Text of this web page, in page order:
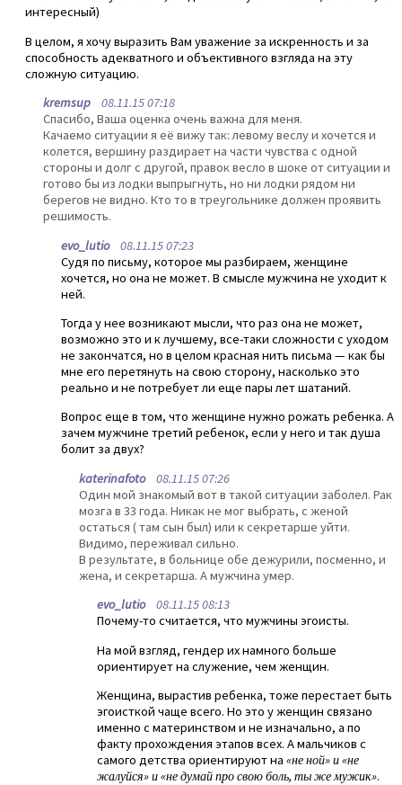
интересный)
В целом, я хочу выразить Вам уважение за искренность и за
способность адекватного и объективного взгляда на эту
сложную ситуацию.
kremsup 08.11.15 07:18
Спасибо, Ваша оценка очень важна для меня.
Качаемо ситуации я её вижу так: левому веслу и хочется и
колется, вершину раздирает на части чувства с одной
стороны и долг с другой, правок весло в шоке от ситуации и
готово бы из лодки выпрыгнуть, но ни лодки рядом ни
берегов не видно. Кто то в треугольнике должен проявить
решимость.
evo_lutio08.11.15 07:23
Судя по письму, которое мы разбираем, женщине
хочется, но она не может. В смысле мужчина не уходит к
ней.
Тогда у нее возникают мысли, что раз она не может,
возможно это и к лучшему, все-таки сложности с уходом
не закончатся, но в целом красная нить письма — как бы
мне его перетянуть на свою сторону, насколько это
реально и не потребует ли еще пары лет шатаний.
Вопрос еще в том, что женщине нужно рожать ребенка. А
зачем мужчине третий ребенок, если у него и так душа
болит за двух?
katerinafoto08.11.15 07:26
Один мой знакомый вот в такой ситуации заболел. Рак
мозга в 33 года. Никак не мог выбрать, с женой
остаться ( там сын был) или к секретарше уйти.
Видимо, переживал сильно.
В результате, в больнице обе дежурили, посменно, и
жена, и секретарша. А мужчина умер.
evo_lutio08.11.15 08:13
Почему-то считается, что мужчины эгоисты.
На мой взгляд, гендер их намного больше
ориентирует на служение, чем женщин.
Женщина, вырастив ребенка, тоже перестает быть
эгоисткой чаще всего. Но это у женщин связано
именно с материнством и не изначально, а по
факту прохождения этапов всех. А мальчиков с
самого детства ориентируют на «не ной» и «не
жалуйся» и «не думай про свою боль, ты же мужик».